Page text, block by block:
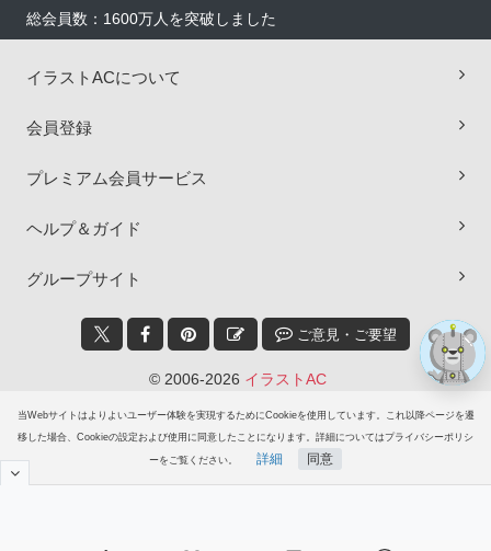
当Webサイトはよりよいユーザー体験を実現するためにCookieを使用しています。これ以降ページを遷
移した場合、Cookieの設定および使用に同意したことになります。詳細についてはプライバシーポリシ
ーをご覧ください。 詳細 同意
総会員数：1600万人を突破しました
イラストACについて
会員登録
プレミアム会員サービス
ヘルプ＆ガイド
グループサイト
ご意見・ご要望
© 2006-2026 イラストAC